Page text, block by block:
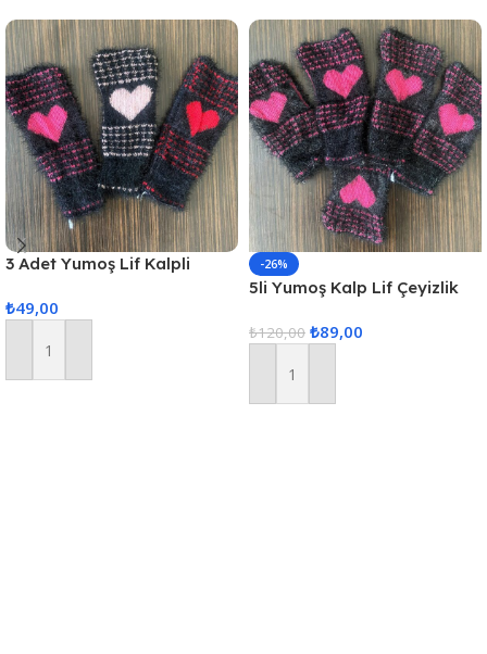
3 Adet Yumoş Lif Kalpli
₺49,00
Sepete Ekle
-26%
5li Yumoş Kalp Lif Çeyizlik
₺120,00 ₺89,00
Sepete Ekle